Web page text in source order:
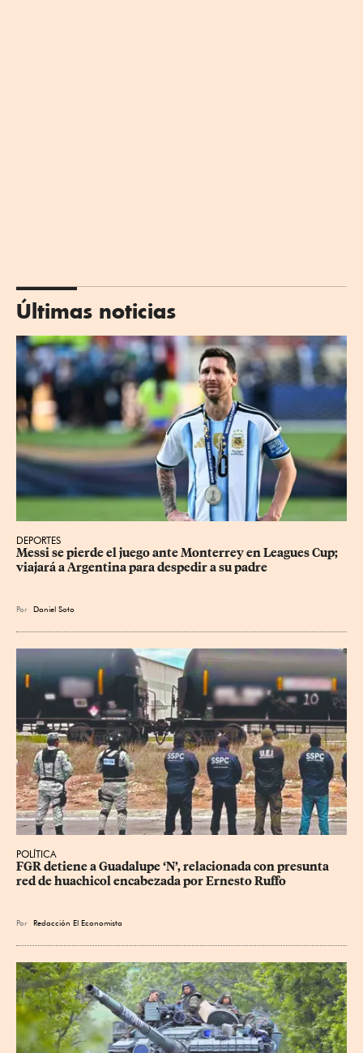
Últimas noticias
DEPORTES
Messi se pierde el juego ante Monterrey en Leagues Cup;
viajará a Argentina para despedir a su padre
Por Daniel Soto
POLÍTICA
FGR detiene a Guadalupe ‘N’, relacionada con presunta
red de huachicol encabezada por Ernesto Ruffo
Por Redacción El Economista